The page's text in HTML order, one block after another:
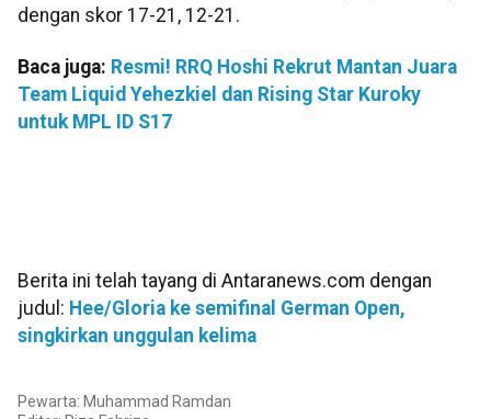
dengan skor 17-21, 12-21.
Baca juga: Resmi! RRQ Hoshi Rekrut Mantan Juara
Team Liquid Yehezkiel dan Rising Star Kuroky
untuk MPL ID S17
Berita ini telah tayang di Antaranews.com dengan
judul: Hee/Gloria ke semifinal German Open,
singkirkan unggulan kelima
Pewarta: Muhammad Ramdan